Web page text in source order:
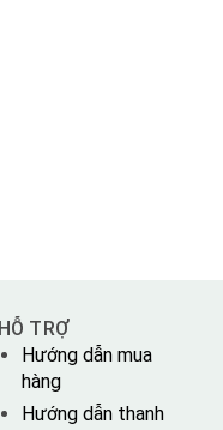
HỖ TRỢ
Hướng dẫn mua
hàng
Hướng dẫn thanh